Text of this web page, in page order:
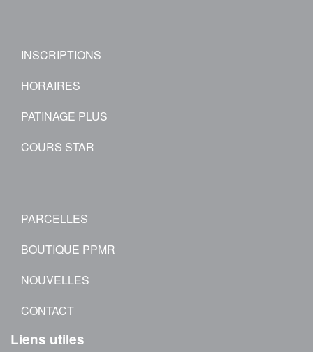
INSCRIPTIONS
HORAIRES
PATINAGE PLUS
COURS STAR
PARCELLES
BOUTIQUE PPMR
NOUVELLES
CONTACT
Liens utiles